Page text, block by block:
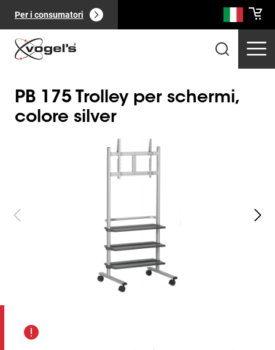
Per i consumatori
Prodotti professionali (
PB 175 Trolley per schermi,
colore silver